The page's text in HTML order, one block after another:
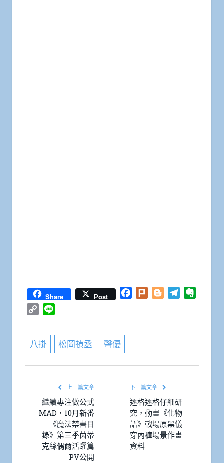
Share Post Facebook
Plurk BloggerTelegram
Copy
八掛 松岡禎丞 聲優
上一篇文章
繼續專注做公式
MAD，10月新番
《魔法禁書目
錄》第三季茵蒂
克絲偶爾活躍篇
PV公開
下一篇文章
逐格逐格仔細研
究，動畫《化物
語》戰場原黑儀
穿內褲場景作畫
資料